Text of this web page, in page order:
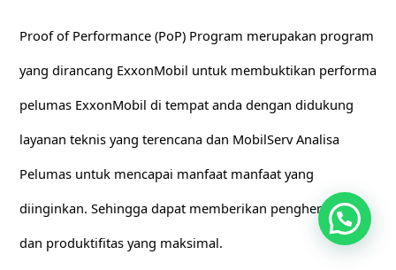
Proof of Performance (PoP) Program merupakan program
yang dirancang ExxonMobil untuk membuktikan performa
pelumas ExxonMobil di tempat anda dengan didukung
layanan teknis yang terencana dan MobilServ Analisa
Pelumas untuk mencapai manfaat manfaat yang
diinginkan. Sehingga dapat memberikan penghematan
dan produktifitas yang maksimal.